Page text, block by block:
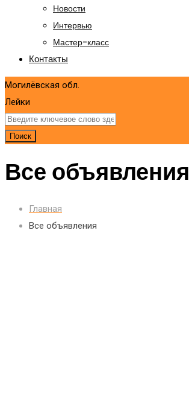
Новости
Интервью
Мастер-класс
Контакты
Могилёвская обл.
Лейки
Поиск
Все объявления
Главная
Все объявления